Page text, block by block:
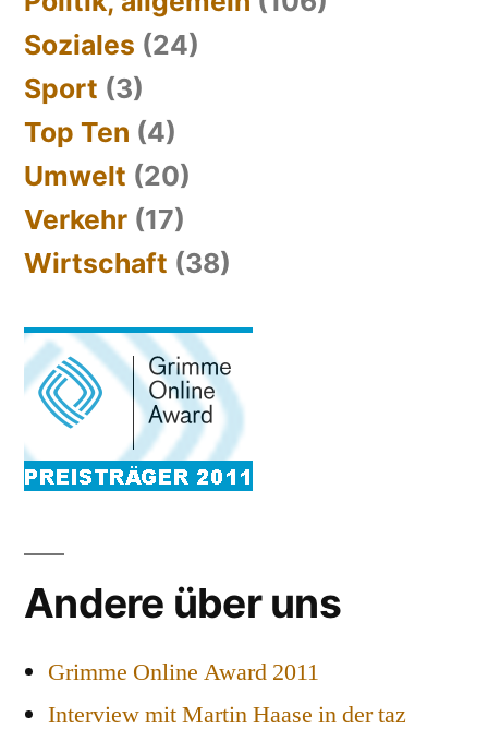
Soziales (24)
Sport (3)
Top Ten (4)
Umwelt (20)
Verkehr (17)
Wirtschaft (38)
Andere über uns
Grimme Online Award 2011
Interview mit Martin Haase in der taz